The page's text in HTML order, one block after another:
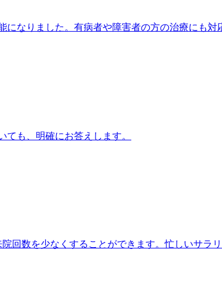
になりました。有病者や障害者の方の治療にも対
ても、明確にお答えします。
回数を少なくすることができます。忙しいサラ